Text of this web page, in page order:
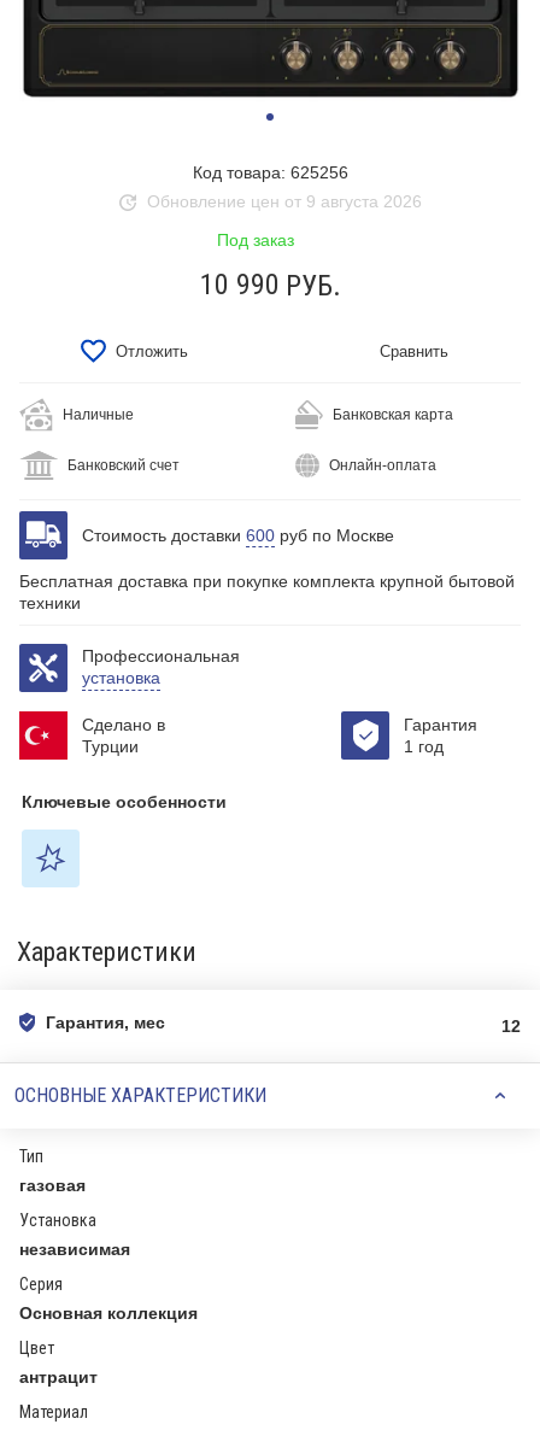
Код товара: 625256
Под заказ
Обновление цен от 9 августа 2026
10 990 РУБ.
Отложить Сравнить
Наличные Банковская карта
Банковский счет Онлайн-оплата
Стоимость доставки 600 руб по Москве
Бесплатная доставка при покупке комплекта крупной бытовой
техники
Профессиональная
установка
Сделано в
Турции
Гарантия
1 год
Ключевые особенности
Характеристики
Гарантия, мес 12
ОСНОВНЫЕ ХАРАКТЕРИСТИКИ
Тип
газовая
Установка
независимая
Серия
Основная коллекция
Цвет
антрацит
Материал